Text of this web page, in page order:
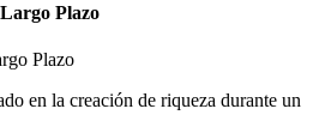
Plazo
Plazo
en la creación de riqueza durante un